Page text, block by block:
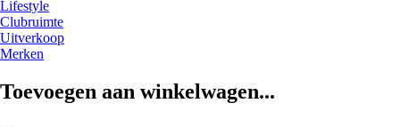
Lifestyle
Clubruimte
Uitverkoop
Merken
Toevoegen aan winkelwagen...